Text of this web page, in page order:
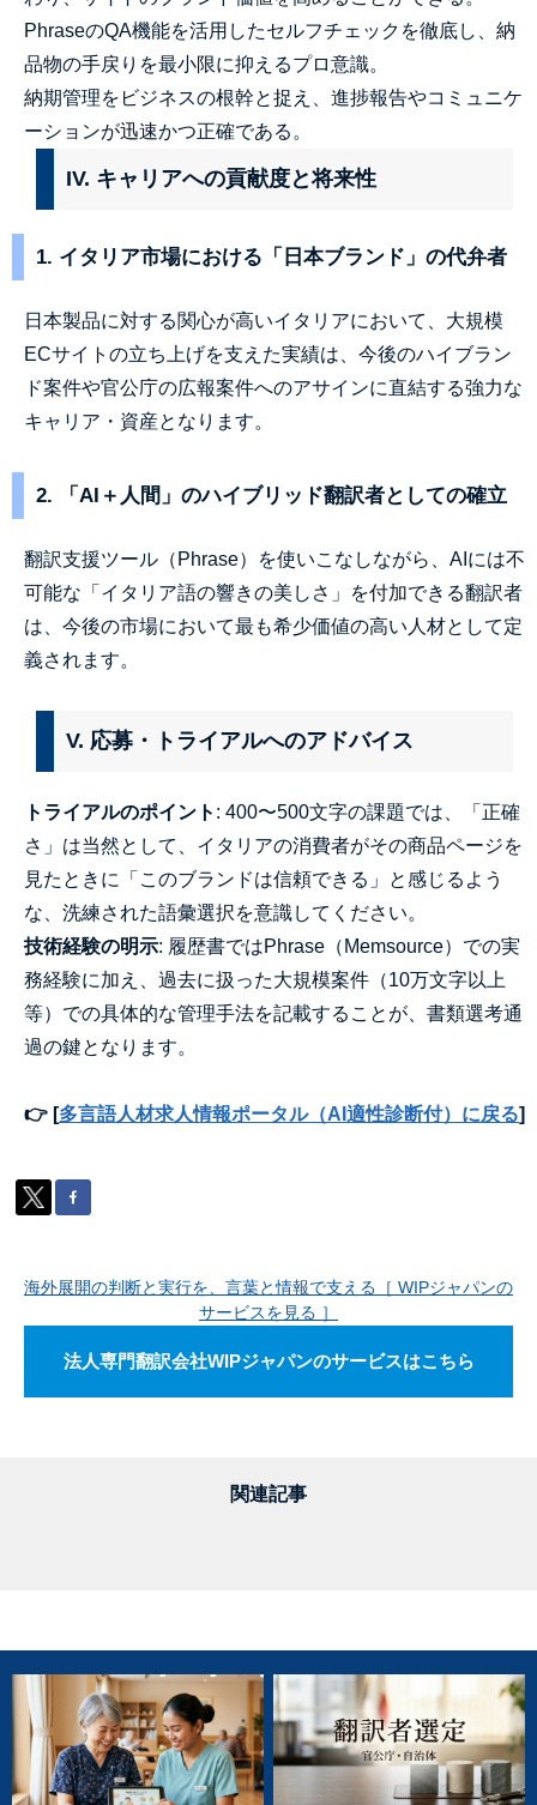
PhraseのQA機能を活用したセルフチェックを徹底し、納
品物の手戻りを最小限に抑えるプロ意識。
納期管理をビジネスの根幹と捉え、進捗報告やコミュニケ
ーションが迅速かつ正確である。
IV. キャリアへの貢献度と将来性
1. イタリア市場における「日本ブランド」の代弁者
日本製品に対する関心が高いイタリアにおいて、大規模
ECサイトの立ち上げを支えた実績は、今後のハイブラン
ド案件や官公庁の広報案件へのアサインに直結する強力な
キャリア・資産となります。
2. 「AI＋人間」のハイブリッド翻訳者としての確立
翻訳支援ツール（Phrase）を使いこなしながら、AIには不
可能な「イタリア語の響きの美しさ」を付加できる翻訳者
は、今後の市場において最も希少価値の高い人材として定
義されます。
V. 応募・トライアルへのアドバイス
トライアルのポイント : 400〜500文字の課題では、「正確
さ」は当然として、イタリアの消費者がその商品ページを
見たときに「このブランドは信頼できる」と感じるよう
な、洗練された語彙選択を意識してください。
技術経験の明示: 履歴書ではPhrase（Memsource）での実
務経験に加え、過去に扱った大規模案件（10万文字以上
等）での具体的な管理手法を記載することが、書類選考通
過の鍵となります。
👉 [多言語人材求人情報ポータル（AI適性診断付）に戻る]
海外展開の判断と実行を、言葉と情報で支える［ WIPジャパンの
サービスを見る ］
法人専門翻訳会社WIPジャパンのサービスはこちら
関連記事